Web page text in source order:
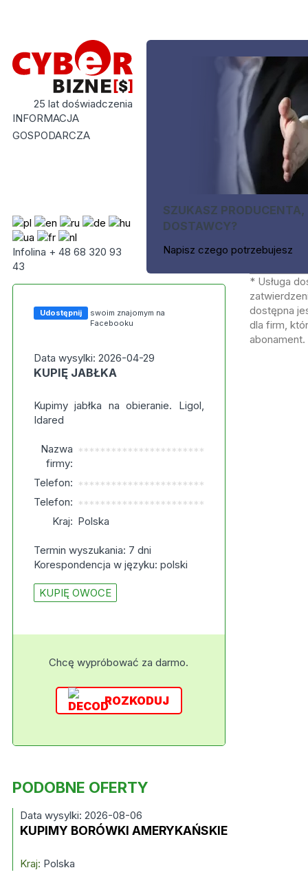
25 lat doświadczenia
INFORMACJA
GOSPODARCZA
Infolina + 48 68 320 93
43
SZUKASZ PRODUCENTA,
DOSTAWCY?
Napisz czego potrzebujesz
Udostępnij
swoim znajomym na
Facebooku
Data wysylki: 2026-04-29
KUPIĘ JABŁKA
Kupimy jabłka na obieranie. Ligol,
Idared
Nazwa
firmy:
***********************
Telefon: ***********************
Telefon: ***********************
Kraj: Polska
Termin wyszukania: 7 dni
Korespondencja w języku: polski
KUPIĘ OWOCE
Chcę wypróbować za darmo.
ROZKODUJ
* Usługa
dostępna
dla firm,
abonament.
PODOBNE OFERTY
Data wysylki: 2026-08-06
KUPIMY BORÓWKI AMERYKAŃSKIE
Kraj: Polska